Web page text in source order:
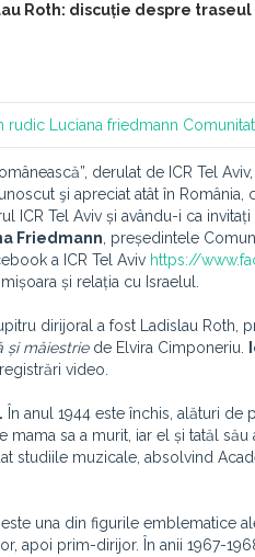
Roth: discuție despre
rudic Luciana friedmann
derulat de ICR Tel
şi apreciat atât în România,
ICR Tel Aviv și avându-i ca invitați
Friedmann , președintele
a ICR Tel Aviv https://
și relația cu Israelul.
dirijoral a fost Ladislau Roth,
și măiestriede Elvira Cimponeriu.
video.
În anul 1944 este închis, alături de
sa a murit, iar el și tatăl
studiile muzicale, absolvind
una din figurile emblematice
apoi prim-dirijor. În anii 1967-